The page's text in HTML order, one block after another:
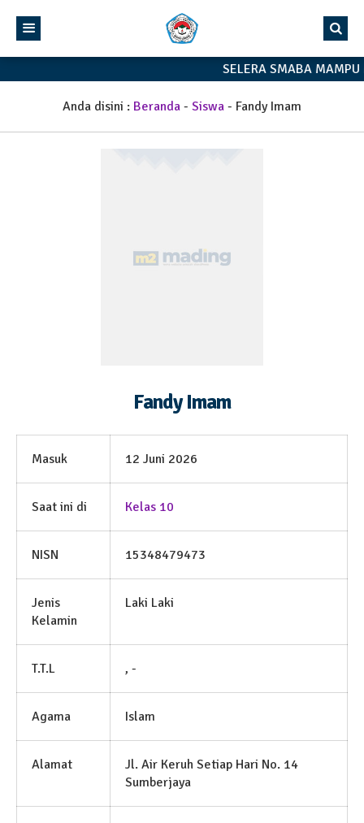
SELERA SMABA
Anda disini : Beranda - Siswa - Fandy Imam
Fandy Imam
Masuk 12 Juni 2026
Saat ini di Kelas 10
NISN 15348479473
Jenis
Kelamin
Laki Laki
T.T.L , -
Agama Islam
Alamat
Jl. Air Keruh Setiap Hari No. 14
Sumberjaya